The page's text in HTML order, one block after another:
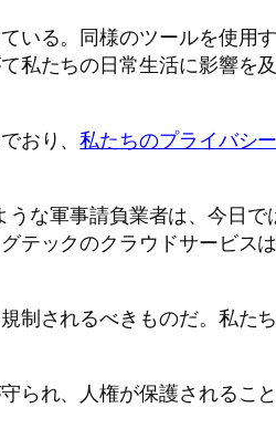
いる。同様のツールを使用
私たちの日常生活に影響を
おり、私たちのプライバシ
な軍事請負業者は、今日で
テックのクラウドサービス
制されるべきものだ。私た
れ、人権が保護されること